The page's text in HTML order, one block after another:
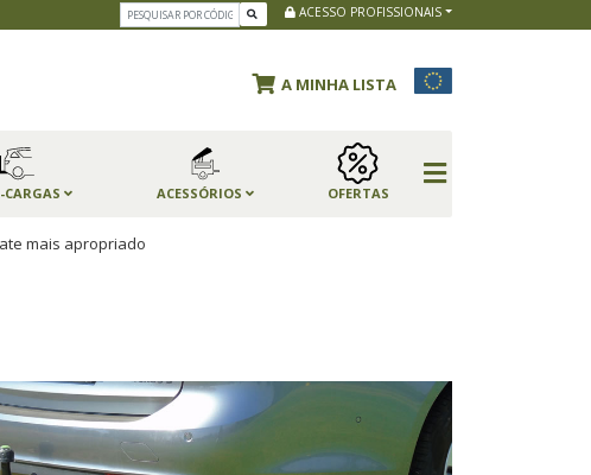
ACESSO PROFISSIONAIS
A MINHA LISTA
ACESSÓRIOS OFERTAS
mais apropriado